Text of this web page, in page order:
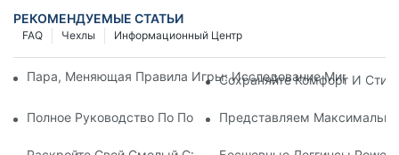
РЕКОМЕНДУЕМЫЕ СТАТЬИ
Информационный Центр
Чехлы
FAQ
Пара, Меняющая Правила Игры: Исследование Мира
Сохраняйте Комфорт И
Полное Руководство По Поиску Идеальных Бесшовных
Представляем